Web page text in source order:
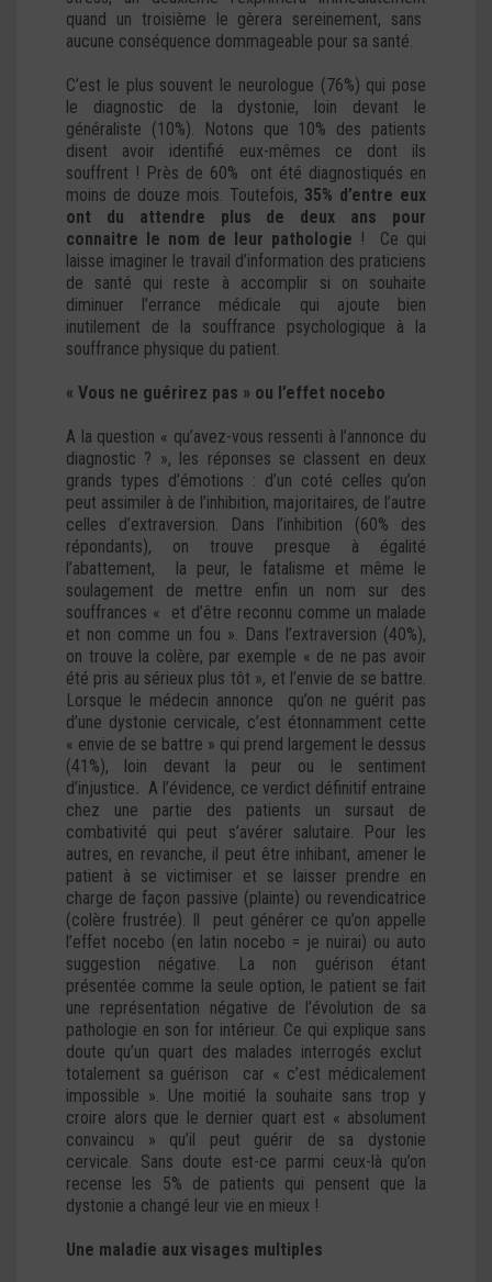
quand un troisième le gèrera sereinement, sans
aucune conséquence dommageable pour sa santé.
C’est le plus souvent le neurologue (76%) qui pose
le diagnostic de la dystonie, loin devant le
généraliste (10%). Notons que 10% des patients
disent avoir identifié eux-mêmes ce dont ils
souffrent ! Près de 60% ont été diagnostiqués en
moins de douze mois. Toutefois, 35% d’entre eux
ont du attendre plus de deux ans pour
connaitre le nom de leur pathologie ! Ce qui
laisse imaginer le travail d’information des praticiens
de santé qui reste à accomplir si on souhaite
diminuer l’errance médicale qui ajoute bien
inutilement de la souffrance psychologique à la
souffrance physique du patient.
« Vous ne guérirez pas » ou l’effet nocebo
A la question « qu’avez-vous ressenti à l’annonce du
diagnostic ? », les réponses se classent en deux
grands types d’émotions : d’un coté celles qu’on
peut assimiler à de l’inhibition, majoritaires, de l’autre
celles d’extraversion. Dans l’inhibition (60% des
répondants), on trouve presque à égalité
l’abattement, la peur, le fatalisme et même le
soulagement de mettre enfin un nom sur des
souffrances « et d’être reconnu comme un malade
et non comme un fou ». Dans l’extraversion (40%),
on trouve la colère, par exemple « de ne pas avoir
été pris au sérieux plus tôt », et l’envie de se battre.
Lorsque le médecin annonce qu’on ne guérit pas
d’une dystonie cervicale, c’est étonnamment cette
« envie de se battre » qui prend largement le dessus
(41%), loin devant la peur ou le sentiment
d’injustice.A l’évidence, ce verdict définitif entraine
chez une partie des patients un sursaut de
combativité qui peut s’avérer salutaire. Pour les
autres, en revanche, il peut être inhibant, amener le
patient à se victimiser et se laisser prendre en
charge de façon passive (plainte) ou revendicatrice
(colère frustrée). Il peut générer ce qu’on appelle
l’effet nocebo (en latin nocebo = je nuirai) ou auto
suggestion négative. La non guérison étant
présentée comme la seule option, le patient se fait
une représentation négative de l’évolution de sa
pathologie en son for intérieur. Ce qui explique sans
doute qu’un quart des malades interrogés exclut
totalement sa guérison car « c’est médicalement
impossible ». Une moitié la souhaite sans trop y
croire alors que le dernier quart est « absolument
convaincu » qu’il peut guérir de sa dystonie
cervicale. Sans doute est-ce parmi ceux-là qu’on
recense les 5% de patients qui pensent que la
dystonie a changé leur vie en mieux !
Une maladie aux visages multiples